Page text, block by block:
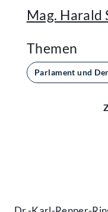
Mag. Harald
Themen
Parlament und